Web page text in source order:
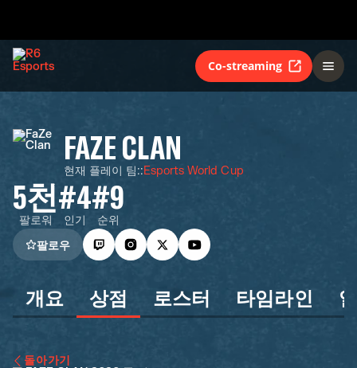
Co-streaming
FAZE CLAN
현재 플레이 팀::Esports World Cup
5천
팔로워
#4
인기
#9
순위
팔로우
개요 상점 로스터 타임라인
돌아가기